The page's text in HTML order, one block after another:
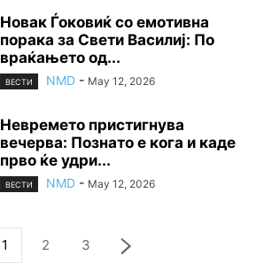
Новак Ѓоковиќ со емотивна
порака за Свети Василиј: По
враќањето од...
ВЕСТИ NMD - May 12, 2026
Невремето пристигнува
вечерва: Познато е кога и каде
прво ќе удри...
ВЕСТИ NMD - May 12, 2026
1 2 3